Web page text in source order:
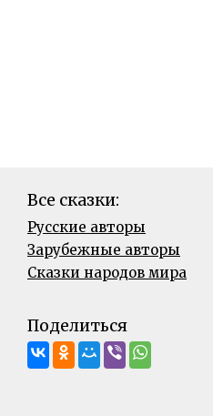
Все сказки:
Русские авторы
Зарубежные авторы
Сказки народов мира
Поделиться